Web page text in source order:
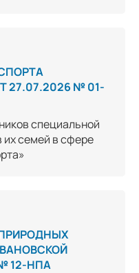
27.07.2026 № 01-
специальной
их семей в сфере
12-НПА